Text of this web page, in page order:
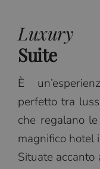
Luxury
Suite
È
perfetto tra
che regalano
magnifico hotel
Situate accanto